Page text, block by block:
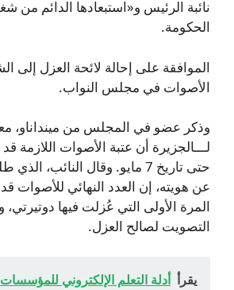
نائبة الرئيس و«استبعادها الدائم
الحكومة.
الموافقة على إحالة لائحة العزل إلى
الأصوات في مجلس النواب.
وذكر عضو في المجلس من مينداناو،
لـــالجزيرة أن عتبة الأصوات اللازمة
حتى تاريخ 7 مايو. وقال
عن هويته، إن العدد النهائي للأصوات
المرة الأولى التي عُزلت فيها
التصويت لصالح العزل.
يقرأ أدلة التعلم الإلكتروني